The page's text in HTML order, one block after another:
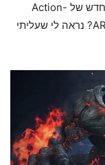
המשחק עצמו, ואפילו המציא איזה סאב ז'אנר חדש של Action-
RPG-FPS-Platformer על סטרואידים. ARFPS? נראה לי שעליתי